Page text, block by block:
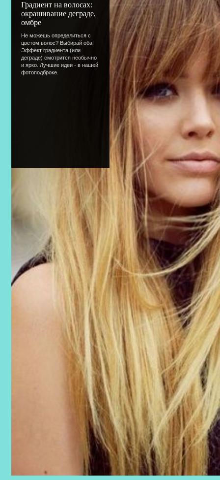
Градиент на волосах:
окрашивание деграде,
омбре
Не можешь определиться с
цветом волос? Выбирай оба!
Эффект градиента (или
деграде) смотрится необычно
и ярко. Лучшие идеи - в нашей
фотоподброке.